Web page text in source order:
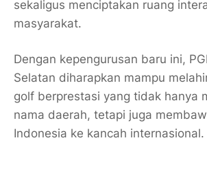
sekaligus menciptakan ruang
masyarakat.
Dengan kepengurusan baru ini,
Selatan diharapkan mampu
golf berprestasi yang tidak hanya
nama daerah, tetapi juga
Indonesia ke kancah internasional.